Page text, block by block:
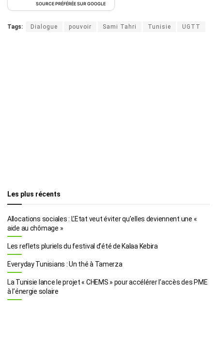
SOURCE PRÉFÉRÉE SUR GOOGLE
Tags: Dialogue pouvoir Sami Tahri Tunisie UGTT
Les plus récents
Allocations sociales : L’Etat veut éviter qu’elles deviennent une «
aide au chômage »
Les reflets pluriels du festival d’été de Kalaa Kebira
Everyday Tunisians : Un thé à Tamerza
La Tunisie lance le projet « CHEMS » pour accélérer l’accès des PME
à l’énergie solaire